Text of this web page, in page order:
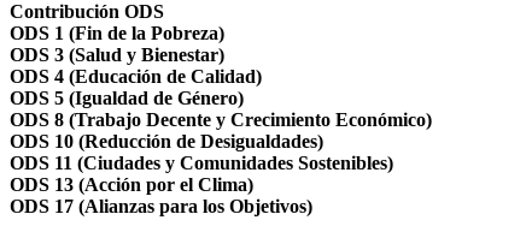
Contribución ODS
ODS 1 (Fin de la Pobreza)
ODS 3 (Salud y Bienestar)
ODS 4 (Educación de Calidad)
ODS 5 (Igualdad de Género)
ODS 8 (Trabajo Decente y Crecimiento Económico)
ODS 10 (Reducción de Desigualdades)
ODS 11 (Ciudades y Comunidades Sostenibles)
ODS 13 (Acción por el Clima)
ODS 17 (Alianzas para los Objetivos)